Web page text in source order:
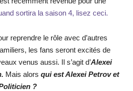
sortira la saison 4, lisez ceci.
reprendre le rôle avec d’autres
les fans seront excités de
venus aussi. Il s’agit d’Alexei
Mais alors qui est Alexei Petrov et
?